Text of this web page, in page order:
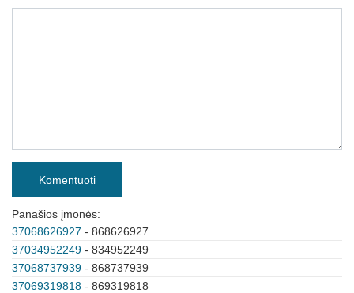
Komentuoti
Panašios įmonės:
37068626927 - 868626927
37034952249 - 834952249
37068737939 - 868737939
37069319818 - 869319818